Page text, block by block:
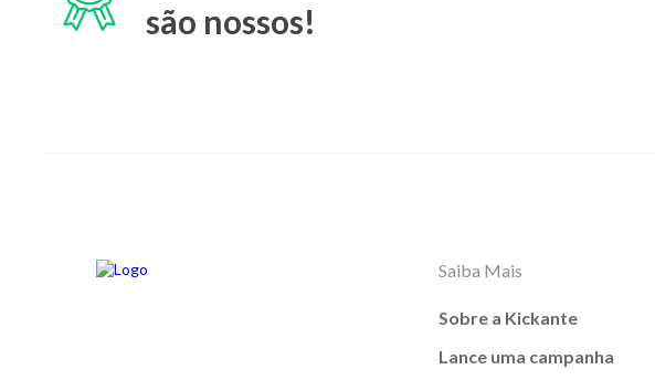
são nossos!
Saiba Mais
Sobre a Kickante
Lance uma campanha